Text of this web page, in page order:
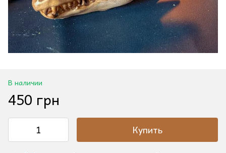
В наличии
450 грн
Купить